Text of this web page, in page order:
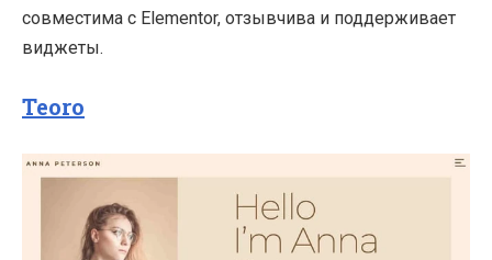
совместима с Elementor, отзывчива и поддерживает
виджеты.
Teoro